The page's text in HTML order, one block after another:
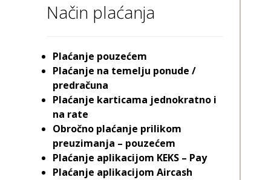
Način plaćanja
Plaćanje pouzećem
Plaćanje na temelju ponude /
predračuna
Plaćanje karticama jednokratno i
na rate
Obročno plaćanje prilikom
preuzimanja – pouzećem
Plaćanje aplikacijom KEKS – Pay
Plaćanje aplikacijom Aircash